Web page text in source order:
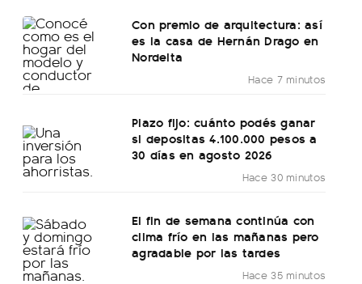
Con premio de arquitectura: así
es la casa de Hernán Drago en
Nordelta
Hace 7 minutos
Plazo fijo: cuánto podés ganar
si depositas 4.100.000 pesos a
30 días en agosto 2026
Hace 30 minutos
El fin de semana continúa con
clima frío en las mañanas pero
agradable por las tardes
Hace 35 minutos